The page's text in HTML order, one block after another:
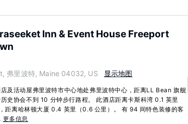
Inn & Event House Freeport
弗里波特, Maine 04032, US 显示地图
及活动屋弗里波特市中心地处弗里波特中心，距离LL Bean 旗舰
史协会不到 10 分钟步行路程。 此酒店距离卡斯科湾 0.1 英里
，距离哈林顿大厦 0.4 英里（0.6 公里）。 有 94 间特色装修的客
更多信息